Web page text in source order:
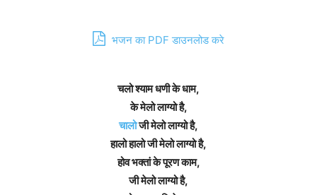
भजन का PDF डाउनलोड करे
चलो श्याम धणी के धाम,
के मेलो लाग्यो है,
चालोजी मेलो लाग्यो है,
हालो हालो जी मेलो लाग्यो है,
होव भक्तां के पूरण काम,
जी मेलो लाग्यो है,